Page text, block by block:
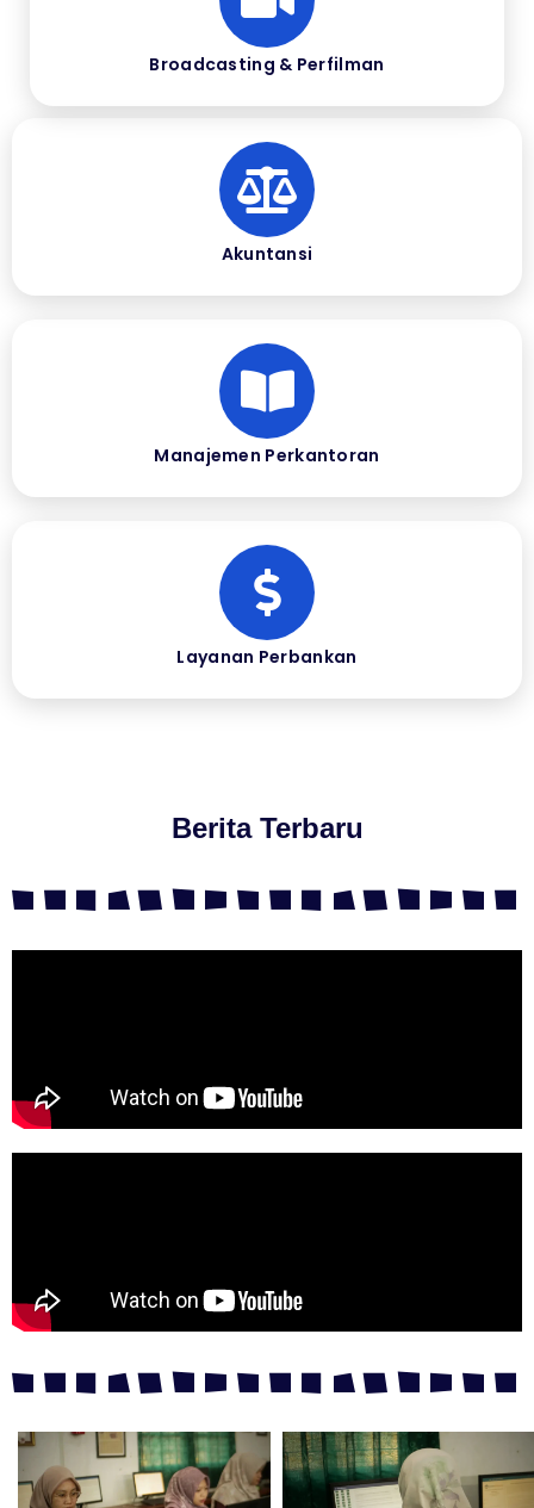
Broadcasting & Perfilman
Akuntansi
Manajemen Perkantoran
Layanan Perbankan
Berita Terbaru